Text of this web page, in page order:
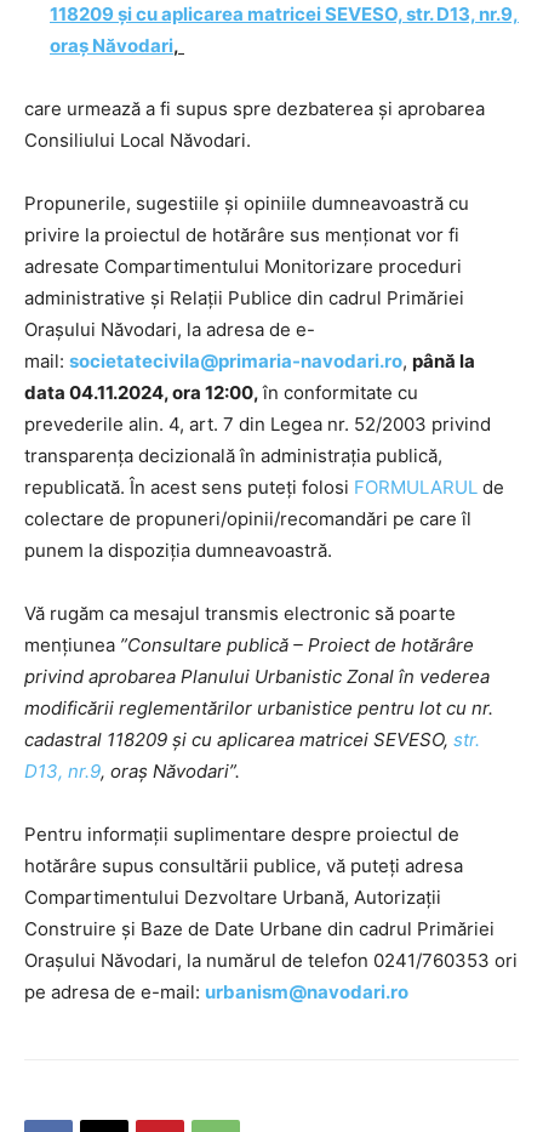
118209 și cu aplicarea matricei SEVESO, str. D13, nr.9,
oraș Năvodari,
care urmează a fi supus spre dezbaterea și aprobarea
Consiliului Local Năvodari.
Propunerile, sugestiile și opiniile dumneavoastră cu
privire la proiectul de hotărâre sus menționat vor fi
adresate Compartimentului Monitorizare proceduri
administrative și Relații Publice din cadrul Primăriei
Orașului Năvodari, la adresa de e-
mail: societatecivila@primaria-navodari.ro, până la
data 04.11.2024, ora 12:00,în conformitate cu
prevederile alin. 4, art. 7 din Legea nr. 52/2003 privind
transparența decizională în administrația publică,
republicată. În acest sens puteți folosi FORMULARUL de
colectare de propuneri/opinii/recomandări pe care îl
punem la dispoziția dumneavoastră.
Vă rugăm ca mesajul transmis electronic să poarte
mențiunea ”Consultare publică – Proiect de hotărâre
privind aprobarea Planului Urbanistic Zonal în vederea
modificării reglementărilor urbanistice pentru lot cu nr.
cadastral 118209 și cu aplicarea matricei SEVESO, str.
D13, nr.9, oraș Năvodari”.
Pentru informații suplimentare despre proiectul de
hotărâre supus consultării publice, vă puteți adresa
Compartimentului Dezvoltare Urbană, Autorizații
Construire și Baze de Date Urbane din cadrul Primăriei
Orașului Năvodari, la numărul de telefon 0241/760353 ori
pe adresa de e-mail: urbanism@navodari.ro